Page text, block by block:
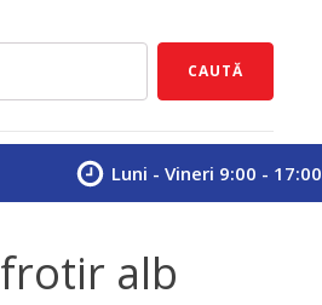
CAUTĂ
Luni - Vineri 9:00 - 17:00
frotir alb